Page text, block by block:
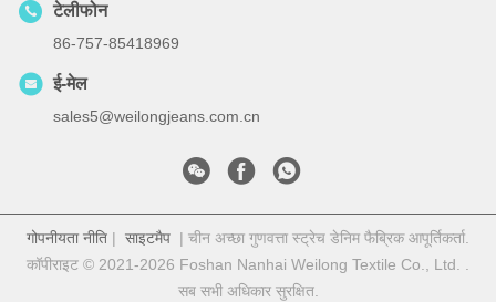
टेलीफोन
86-757-85418969
ई-मेल
sales5@weilongjeans.com.cn
गोपनीयता नीति | साइटमैप | चीन अच्छा गुणवत्ता स्ट्रेच डेनिम फैब्रिक आपूर्तिकर्ता.
कॉपीराइट © 2021-2026 Foshan Nanhai Weilong Textile Co., Ltd. .
सब सभी अधिकार सुरक्षित.